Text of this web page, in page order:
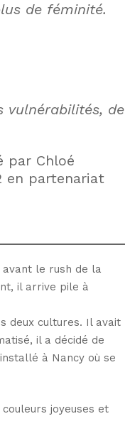
de féminité.
vulnérabilités, de
par Chloé
en partenariat
avant le rush de la
il arrive pile à
deux cultures. Il avait
il a décidé de
à Nancy où se
joyeuses et